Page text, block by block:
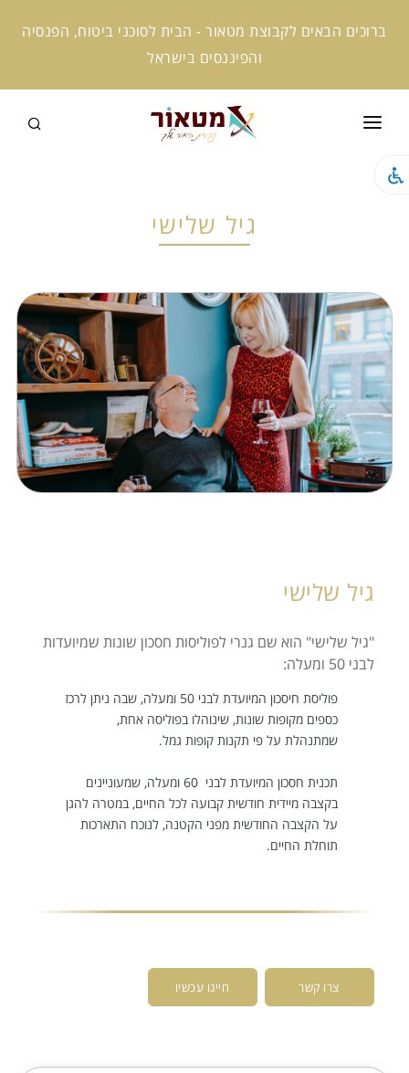
ברוכים הבאים לקבוצת מטאור - הבית לסוכני ביטוח, הפנסיה
והפיננסים בישראל
מטאור אקטיב
מטאור ניוז
מטאור AI
התמחויות
מחשבונים
גיל שלישי
גיל שלישי
"גיל שלישי" הוא שם גנרי לפוליסות חסכון שונות שמיועדות
לבני 50 ומעלה:
פוליסת חיסכון המיועדת לבני 50 ומעלה, שבה ניתן לרכז
כספים מקופות שונות, שינוהלו בפוליסה אחת,
שמתנהלת על פי תקנות קופות גמל.
תכנית חסכון המיועדת לבני 60 ומעלה, שמעוניינים
בקצבה מיידית חודשית קבועה לכל החיים, במטרה להגן
על הקצבה החודשית מפני הקטנה, לנוכח התארכות
תוחלת החיים.
צרו קשר חייגו עכשיו